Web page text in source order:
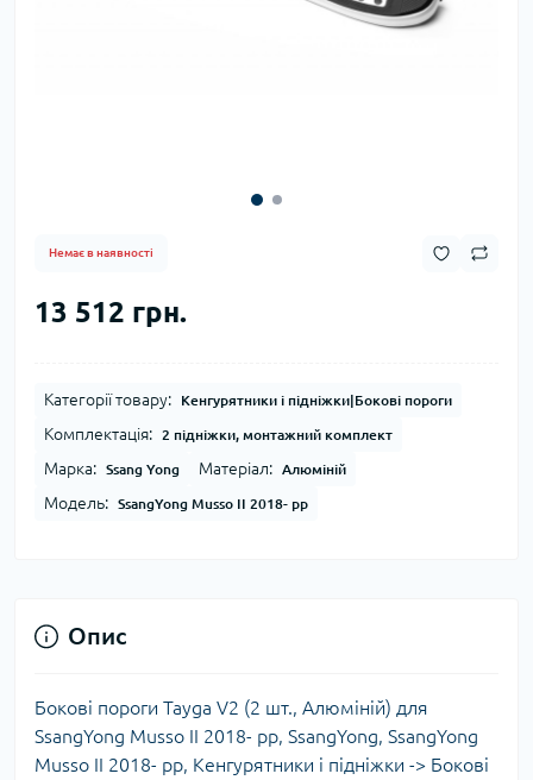
Немає в наявності
13 512 грн.
Категорії товару: Кенгурятники і підніжки|Бокові пороги
Комплектація: 2 підніжки, монтажний комплект
Марка: Ssang Yong Матеріал: Алюміній
Модель: SsangYong Musso ІІ 2018- рр
Опис
Бокові пороги Tayga V2 (2 шт., Алюміній) для
SsangYong Musso ІІ 2018- рр, SsangYong, SsangYong
Musso ІІ 2018- рр, Кенгурятники і підніжки -> Бокові